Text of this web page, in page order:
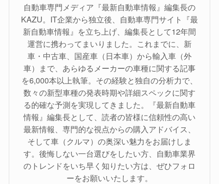
自動車専門メディア『最新自動車情報』編集長の
KAZU。IT企業から独立後、自動車専門サイト『最
新自動車情報』を立ち上げ、編集長として12年間
運営に携わってまいりました。これまでに、新
車・中古車、国産車（日本車）から輸入車（外
車）まで、あらゆるメーカーの車種に関する記事
を6,000本以上執筆。その経験と独自の分析力で、
数々の新型車種の発表時期や詳細スペックに関す
る的確な予測を実現してきました。『最新自動車
情報』編集長として、読者の皆様に信頼性の高い
最新情報、専門的な視点からの購入アドバイス、
そして車（クルマ）の奥深い魅力をお届けしま
す。後悔しない一台選びをしたい方、自動車業界
のトレンドをいち早く知りたい方は、ぜひフォロ
ーをお願いいたします。